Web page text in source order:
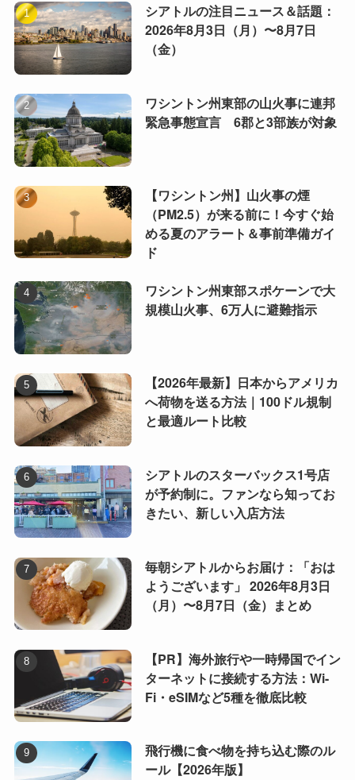
シアトルの注目ニュース＆話題：
2026年8月3日（月）〜8月7日
（金）
ワシントン州東部の山火事に連邦
緊急事態宣言 6郡と3部族が対象
【ワシントン州】山火事の煙
（PM2.5）が来る前に！今すぐ始
める夏のアラート＆事前準備ガイ
ド
ワシントン州東部スポケーンで大
規模山火事、6万人に避難指示
【2026年最新】日本からアメリカ
へ荷物を送る方法｜100ドル規制
と最適ルート比較
シアトルのスターバックス1号店
が予約制に。ファンなら知ってお
きたい、新しい入店方法
毎朝シアトルからお届け：「おは
ようございます」 2026年8月3日
（月）〜8月7日（金）まとめ
【PR】海外旅行や一時帰国でイン
ターネットに接続する方法：Wi-
Fi・eSIMなど5種を徹底比較
飛行機に食べ物を持ち込む際のル
ール【2026年版】